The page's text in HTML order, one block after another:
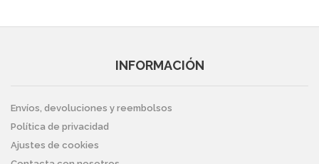
INFORMACIÓN
Envíos, devoluciones y reembolsos
Política de privacidad
Ajustes de cookies